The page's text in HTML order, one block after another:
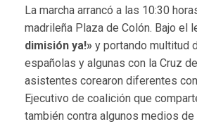
La marcha arrancó a las 10:30
madrileña Plaza de Colón. Bajo el
dimisión ya!» y portando multitud
españolas y algunas con la Cruz
asistentes corearon diferentes
Ejecutivo de coalición que
también contra algunos medios de